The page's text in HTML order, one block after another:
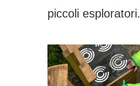
piccoli esploratori.